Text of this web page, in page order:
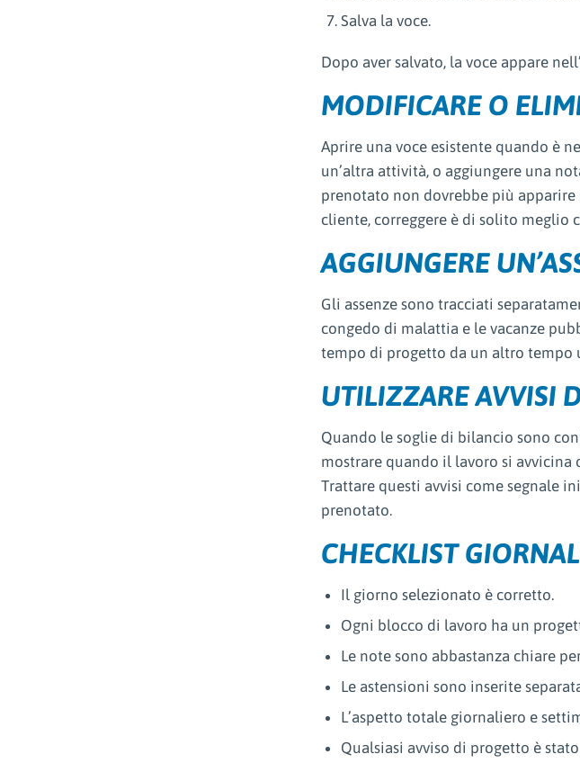
Salva la voce.
Dopo aver salvato, la voce appare
MODIFICARE O
Aprire una voce esistente quando è
un’altra attività, o aggiungere una
prenotato non dovrebbe più
cliente, correggere è di solito meglio
AGGIUNGERE
Gli assenze sono tracciati
congedo di malattia e le vacanze
tempo di progetto da un altro tempo
UTILIZZARE AVVISI
Quando le soglie di bilancio sono
mostrare quando il lavoro si
Trattare questi avvisi come segnale
prenotato.
CHECKLIST
Il giorno selezionato è corretto.
Ogni blocco di lavoro ha un
Le note sono abbastanza chiare
Le astensioni sono inserite
L’aspetto totale giornaliero e
Qualsiasi avviso di progetto è